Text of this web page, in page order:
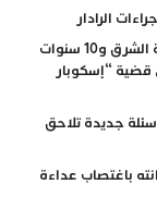
الرادار
12سنة سجنا لبعيوي الرئيس السابق لمجلس جهة الشرق و10 سنوات
قضية “إسكوبار
جديدة تلاحق
باغتصاب عداءة